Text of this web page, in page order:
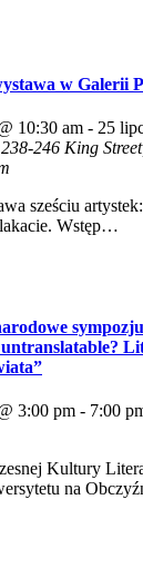
w Galerii
10:30 am - 25
238-246 King
sześciu
Wstęp…
3:00 pm - 7:00
Kultury
na